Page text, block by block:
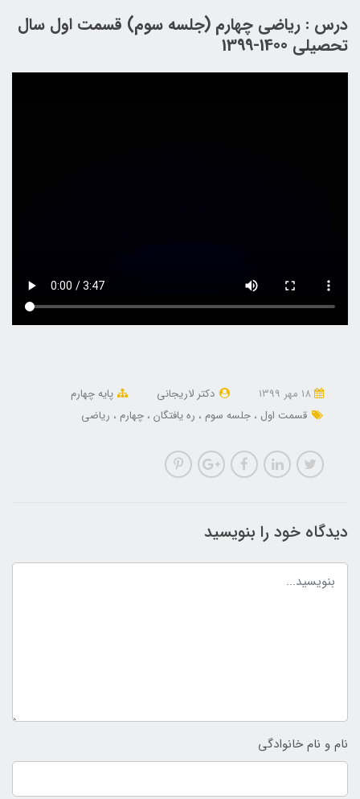
درس : ریاضی چهارم (جلسه سوم) قسمت اول سال
تحصیلی 1400-1399
دکتر لاریجانی
پایه چهارم
قسمت اول
جلسه سوم ره یافتگان چهارم ریاضی
دیدگاه خود را بنویسید
نام و نام خانوادگی